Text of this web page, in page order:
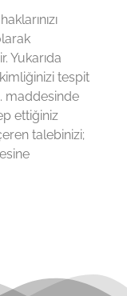
Yukarıda
tespit
maddesinde
ettiğiniz
talebinizi;